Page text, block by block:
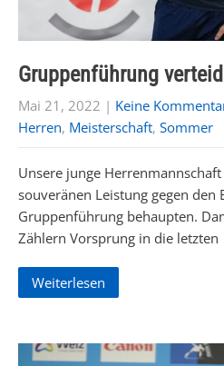
Gruppenführung
Mai 21, 2022 | Keine
Herren, Meisterschaft, Sommer
Unsere junge
souveränen Leistung gegen den
Gruppenführung behaupten.
Zählern Vorsprung in die letzten
Weiterlesen